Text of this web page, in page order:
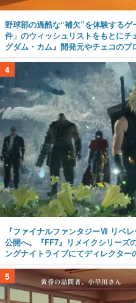
野球部の過酷な“補欠”を体験する
件」のウィッシュリストをもとに
グダム・カム』開発元やチェコのプ
4
『ファイナルファンタジーⅦ リベ
公開へ。『FF7』リメイクシリーズ
ングナイトライブにてディレクター
5